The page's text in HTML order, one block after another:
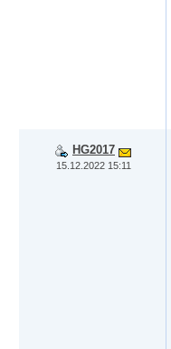
HG2017
15.12.2022 15:11